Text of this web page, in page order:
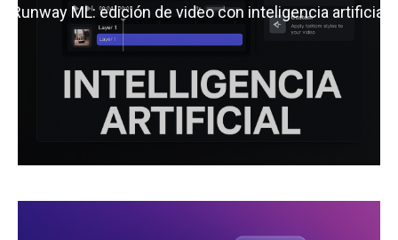
Runway ML: edición de video con inteligencia artificial